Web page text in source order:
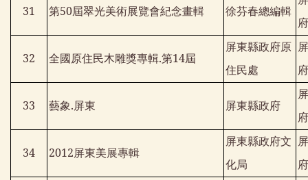
31 第50屆翠光美術展覽會紀念畫輯 徐芬春總編輯
32 全國原住民木雕獎專輯.第14屆
屏東縣政府原
住民處
府
33 藝象.屏東 屏東縣政府
府
34 2012屏東美展專輯
屏東縣政府文
化局